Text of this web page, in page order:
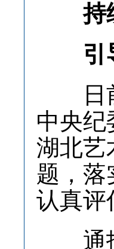
引导
日前
中央纪
湖北艺
题，落
认真评
通报